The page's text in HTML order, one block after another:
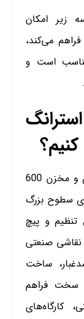
زیر امکان
می‌کند،
است و
این دستگاه با نازل 1.6 و 1.8 میلی‌متری و مخزن 600
سطوح بزرگ
تنظیم و پیچ
نقاشی صنعتی
ساخت
سخت فراهم
کارگاه‌های